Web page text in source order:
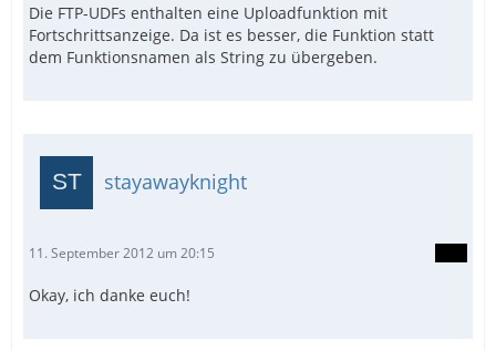
Die FTP-UDFs enthalten eine Uploadfunktion mit
Fortschrittsanzeige. Da ist es besser, die Funktion statt
dem Funktionsnamen als String zu übergeben.
stayawayknight
11. September 2012 um 20:15
Okay, ich danke euch!